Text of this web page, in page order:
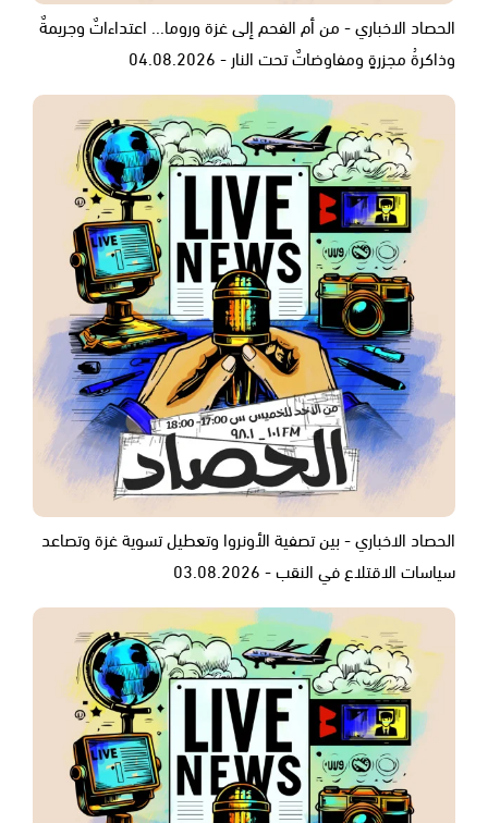
الحصاد الاخباري - من أم الفحم إلى غزة وروما... اعتداءاتٌ وجريمةٌ
وذاكرةُ مجزرةٍ ومفاوضاتٌ تحت النار - 04.08.2026
الحصاد الاخباري - بين تصفية الأونروا وتعطيل تسوية غزة وتصاعد
سياسات الاقتلاع في النقب - 03.08.2026